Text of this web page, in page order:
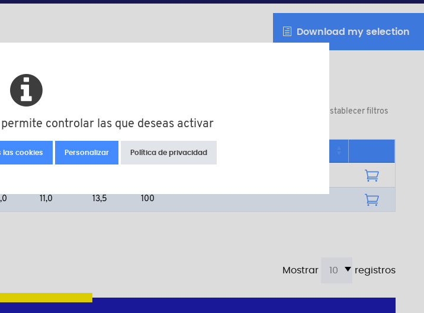
Download my selection
Restablecer filtros
d1 H Cantidad mínima de venta
11,0 13,5 100
Mostrar registros
controlar las que deseas activar
las cookies Personalizar Política de privacidad